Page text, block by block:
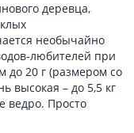
деревца,
необычайно
любителей при
до 20 г (размером со
высокая – до 5,5 кг
ведро. Просто